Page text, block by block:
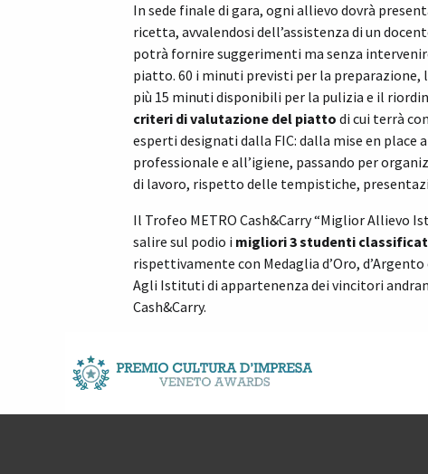
In sede finale di gara, ogni allievo dovrà
ricetta, avvalendosi dell’assistenza di un
potrà fornire suggerimenti ma senza
piatto. 60 i minuti previsti per la preparazione,
più 15 minuti disponibili per la pulizia e il
criteri di valutazione del piatto di cui terrà
esperti designati dalla FIC: dalla mise en
professionale e all’igiene, passando per
di lavoro, rispetto delle tempistiche,
Il Trofeo METRO Cash&Carry “Miglior Allievo
salire sul podio i migliori 3 studenti
rispettivamente con Medaglia d’Oro,
Agli Istituti di appartenenza dei vincitori
Cash&Carry.